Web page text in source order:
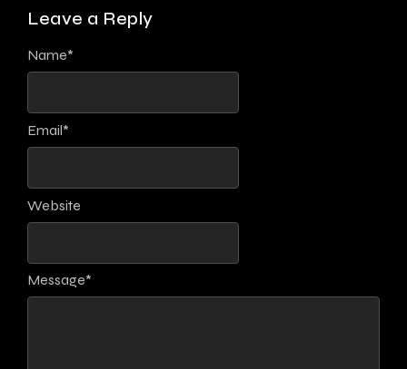
Leave a Reply
Message*
Name*
Email*
Website